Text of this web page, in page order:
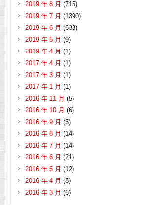
2019 年 8 月 (715)
2019 年 7 月 (1390)
2019 年 6 月 (633)
2019 年 5 月 (9)
2019 年 4 月 (1)
2017 年 4 月 (1)
2017 年 3 月 (1)
2017 年 1 月 (1)
2016 年 11 月 (5)
2016 年 10 月 (6)
2016 年 9 月 (5)
2016 年 8 月 (14)
2016 年 7 月 (14)
2016 年 6 月 (21)
2016 年 5 月 (12)
2016 年 4 月 (8)
2016 年 3 月 (6)